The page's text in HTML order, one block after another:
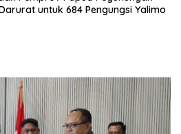
untuk 684 Pengungsi Yalimo